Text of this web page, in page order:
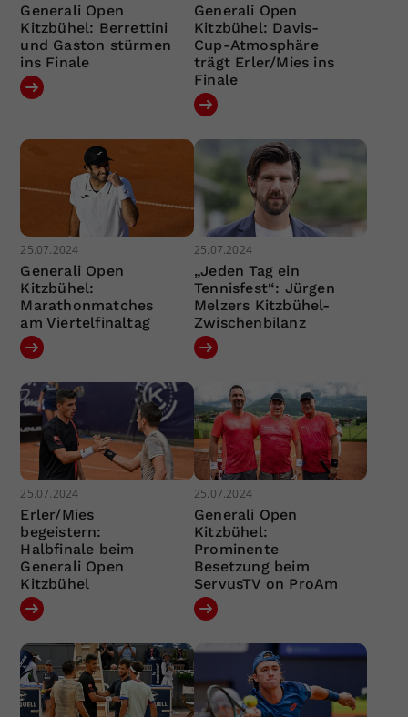
Generali Open
Kitzbühel: Berrettini
und Gaston stürmen
ins Finale
Generali Open
Kitzbühel: Davis-
Cup-Atmosphäre
trägt Erler/Mies ins
Finale
25.07.2024
Generali Open
Kitzbühel:
Marathonmatches
am Viertelfinaltag
25.07.2024
„Jeden Tag ein
Tennisfest“: Jürgen
Melzers Kitzbühel-
Zwischenbilanz
25.07.2024
Erler/Mies
begeistern:
Halbfinale beim
Generali Open
Kitzbühel
25.07.2024
Generali Open
Kitzbühel:
Prominente
Besetzung beim
ServusTV on ProAm